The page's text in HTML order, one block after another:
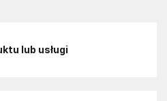
lub usługi